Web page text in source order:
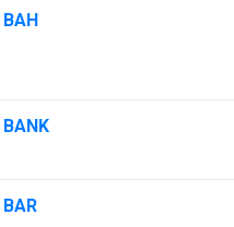
BAH
BANK
BAR